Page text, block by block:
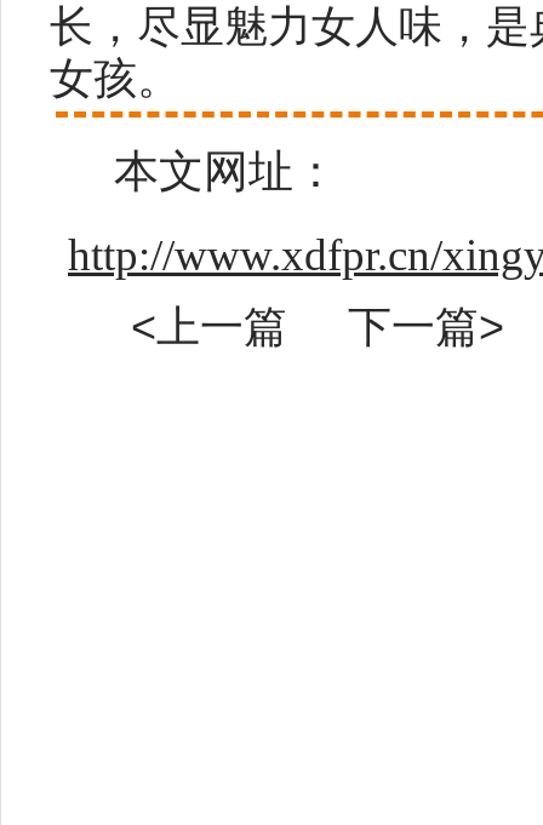
长，尽显魅力女人味，是
女孩。
本文网址：
http://www.xdfpr.cn/
<上一篇 下一篇>